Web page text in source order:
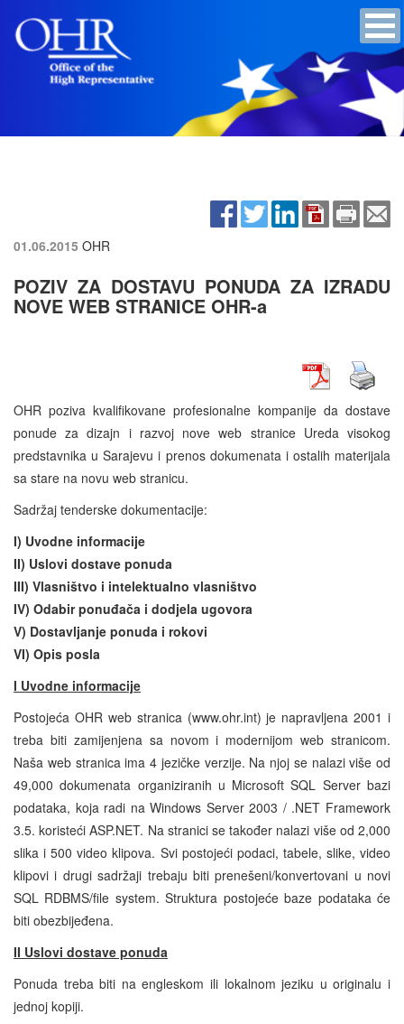
01.06.2015 OHR
POZIV ZA DOSTAVU PONUDA ZA IZRADU
NOVE WEB STRANICE OHR-a
OHR poziva kvalifikovane profesionalne kompanije da dostave
ponude za dizajn i razvoj nove web stranice Ureda visokog
predstavnika u Sarajevu i prenos dokumenata i ostalih materijala
sa stare na novu web stranicu.
Sadržaj tenderske dokumentacije:
I) Uvodne informacije
II) Uslovi dostave ponuda
III) Vlasništvo i intelektualno vlasništvo
IV) Odabir ponuđača i dodjela ugovora
V) Dostavljanje ponuda i rokovi
VI) Opis posla
I Uvodne informacije
Postojeća OHR web stranica (www.ohr.int) je napravljena 2001 i
treba biti zamijenjena sa novom i modernijom web stranicom.
Naša web stranica ima 4 jezičke verzije. Na njoj se nalazi više od
49,000 dokumenata organiziranih u Microsoft SQL Server bazi
podataka, koja radi na Windows Server 2003 / .NET Framework
3.5. koristeći ASP.NET. Na stranici se također nalazi više od 2,000
slika i 500 video klipova. Svi postojeći podaci, tabele, slike, video
klipovi i drugi sadržaji trebaju biti prenešeni/konvertovani u novi
SQL RDBMS/file system. Struktura postojeće baze podataka će
biti obezbijeđena.
II Uslovi dostave ponuda
Ponuda treba biti na engleskom ili lokalnom jeziku u originalu i
jednoj kopiji.